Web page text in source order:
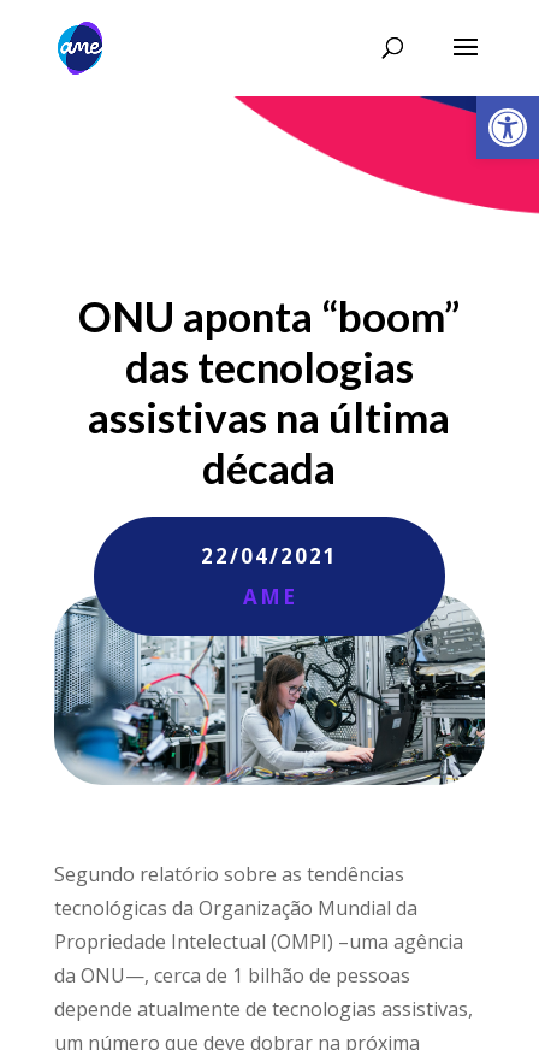
Abrir
ONU aponta “boom”
das tecnologias
assistivas na última
década
22/04/2021
AME
Segundo relatório sobre as tendências
tecnológicas da Organização Mundial da
Propriedade Intelectual (OMPI) –uma agência
da ONU—, cerca de 1 bilhão de pessoas
depende atualmente de tecnologias assistivas,
um número que deve dobrar na próxima